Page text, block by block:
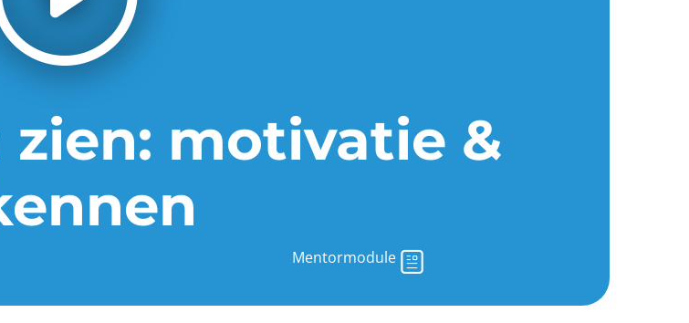
zien: motivatie &
Mentormodule